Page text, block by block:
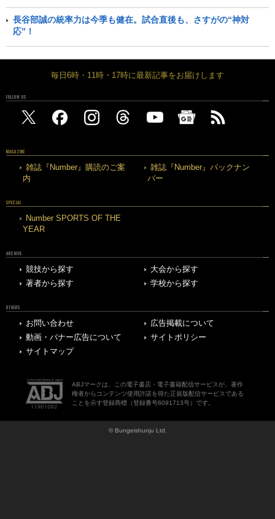
長谷部誠の統率力は今季も健在。試合直後も、さすがの“神対
応”！
毎日6時・11時・17時に最新記事をお届けします
FOLLOW US
MAGAZINE
雑誌『Number』購読のご案
内
雑誌『Number』バックナン
バー
SPECIAL
Number SPORTS OF THE
YEAR
ARCHIVE
競技から探す
大会から探す
著者から探す
学校から探す
OTHERS
お問い合わせ
広告掲載について
動画・バナー広告について
サイトポリシー
サイトマップ
ABJマークは、この電子書店・電子書籍配信サービスが、著作
権者からコンテンツ使用許諾を得た正規版配信サービスである
ことを示す登録商標（登録番号6091713号）です。
© Bungeishunju Ltd.